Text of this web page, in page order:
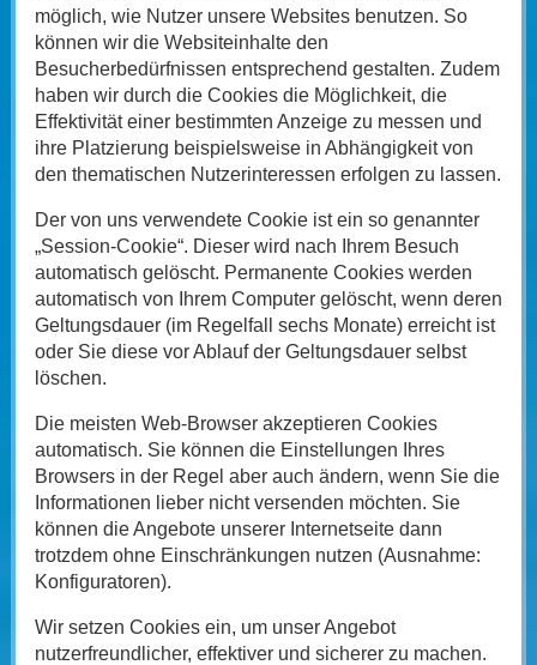
möglich, wie Nutzer unsere Websites benutzen. So
können wir die Websiteinhalte den
Besucherbedürfnissen entsprechend gestalten. Zudem
haben wir durch die Cookies die Möglichkeit, die
Effektivität einer bestimmten Anzeige zu messen und
ihre Platzierung beispielsweise in Abhängigkeit von
den thematischen Nutzerinteressen erfolgen zu lassen.
Der von uns verwendete Cookie ist ein so genannter
„Session-Cookie“. Dieser wird nach Ihrem Besuch
automatisch gelöscht. Permanente Cookies werden
automatisch von Ihrem Computer gelöscht, wenn deren
Geltungsdauer (im Regelfall sechs Monate) erreicht ist
oder Sie diese vor Ablauf der Geltungsdauer selbst
löschen.
Die meisten Web-Browser akzeptieren Cookies
automatisch. Sie können die Einstellungen Ihres
Browsers in der Regel aber auch ändern, wenn Sie die
Informationen lieber nicht versenden möchten. Sie
können die Angebote unserer Internetseite dann
trotzdem ohne Einschränkungen nutzen (Ausnahme:
Konfiguratoren).
Wir setzen Cookies ein, um unser Angebot
nutzerfreundlicher, effektiver und sicherer zu machen.